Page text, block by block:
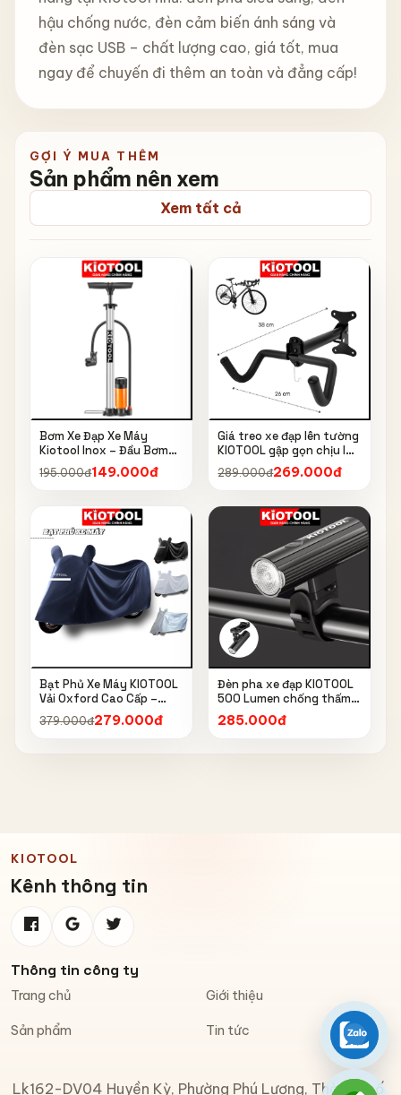
hậu chống nước, đèn cảm biến ánh sáng và
đèn sạc USB – chất lượng cao, giá tốt, mua
ngay để chuyến đi thêm an toàn và đẳng cấp!
GỢI Ý MUA THÊM
Sản phẩm nên xem
Xem tất cả
Bơm Xe Đạp Xe Máy
Kiotool Inox – Đầu Bơm
Thông Minh, Kèm Bơm
Bóng, Đồng Hồ 160 PSI
195.000đ149.000đ
Giá treo xe đạp lên tường
KIOTOOL gập gọn chịu lực
cao kèm móc treo mũ bảo
hiểm
289.000đ269.000đ
Bạt Phủ Xe Máy KIOTOOL
Vải Oxford Cao Cấp –
Chống Nắng, Chống Mưa,
Chống Bụi, Chống Tia UV,
379.000đ279.000đ
Đèn pha xe đạp KIOTOOL
500 Lumen chống thấm
nước IPX6 6603
285.000đ
KIOTOOL
Kênh thông tin
Thông tin công ty
Trang chủ Giới thiệu
Sản phẩm Tin tức
Lk162-DV04 Huyền Kỳ, Phường Phú Lương, Thành phố
Zalo